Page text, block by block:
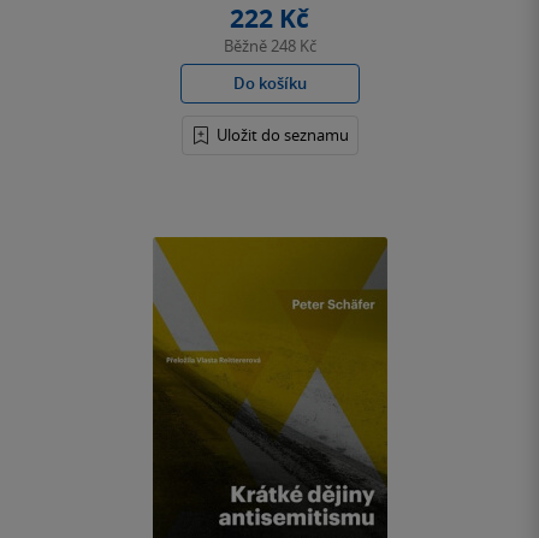
222 Kč
Běžně248 Kč
Do košíku
Uložit do seznamu